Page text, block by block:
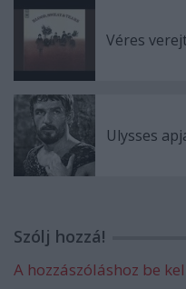
Véres
Ulysses
Szólj hozzá!
A hozzászóláshoz be